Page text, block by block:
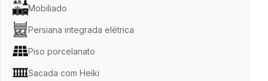
Mobiliado
Persiana integrada elétrica
Piso porcelanato
Sacada com Heiki